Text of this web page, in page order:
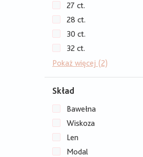
27 ct.
28 ct.
30 ct.
32 ct.
Pokaż więcej (2)
Skład
Bawełna
Wiskoza
Len
Modal